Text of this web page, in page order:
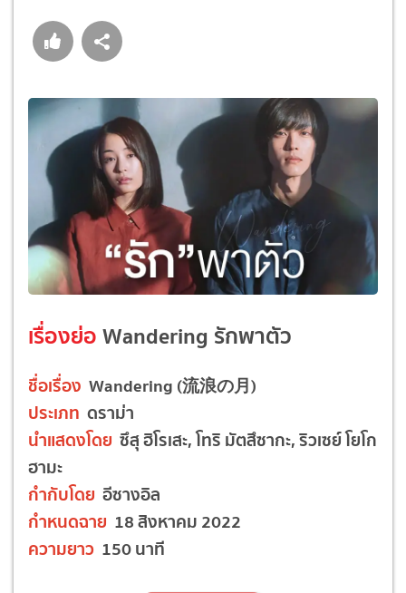
เรื่องย่อWandering รักพาตัว
ชื่อเรื่อง Wandering (流浪の月)
ประเภท ดราม่า
นำแสดงโดย ซึสุ ฮิโรเสะ, โทริ มัตสึซากะ, ริวเซย์ โยโก
ฮามะ
กำกับโดย อีซางอิล
กำหนดฉาย 18 สิงหาคม 2022
ความยาว 150 นาที